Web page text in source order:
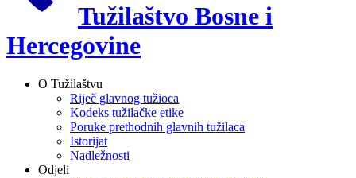
Tužilaštvo Bosne i
Hercegovine
O Tužilaštvu
Riječ glavnog tužioca
Kodeks tužilačke etike
Poruke prethodnih glavnih tužilaca
Istorijat
Nadležnosti
Odjeli